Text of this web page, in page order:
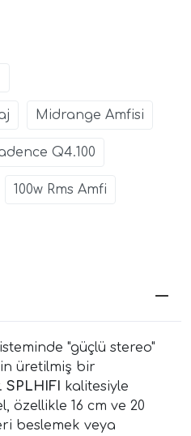
Midrange Amfisi
Q4.100
100w Rms Amfi
"güçlü stereo"
üretilmiş bir
SPLHIFI kalitesiyle
özellikle 16 cm ve 20
beslemek veya